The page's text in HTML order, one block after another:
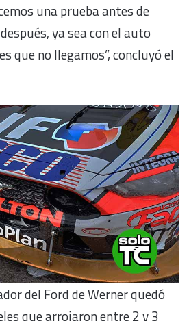
una prueba antes de
ya sea con el auto
que no llegamos”, concluyó el
del Ford de Werner quedó
que arrojaron entre 2 y 3